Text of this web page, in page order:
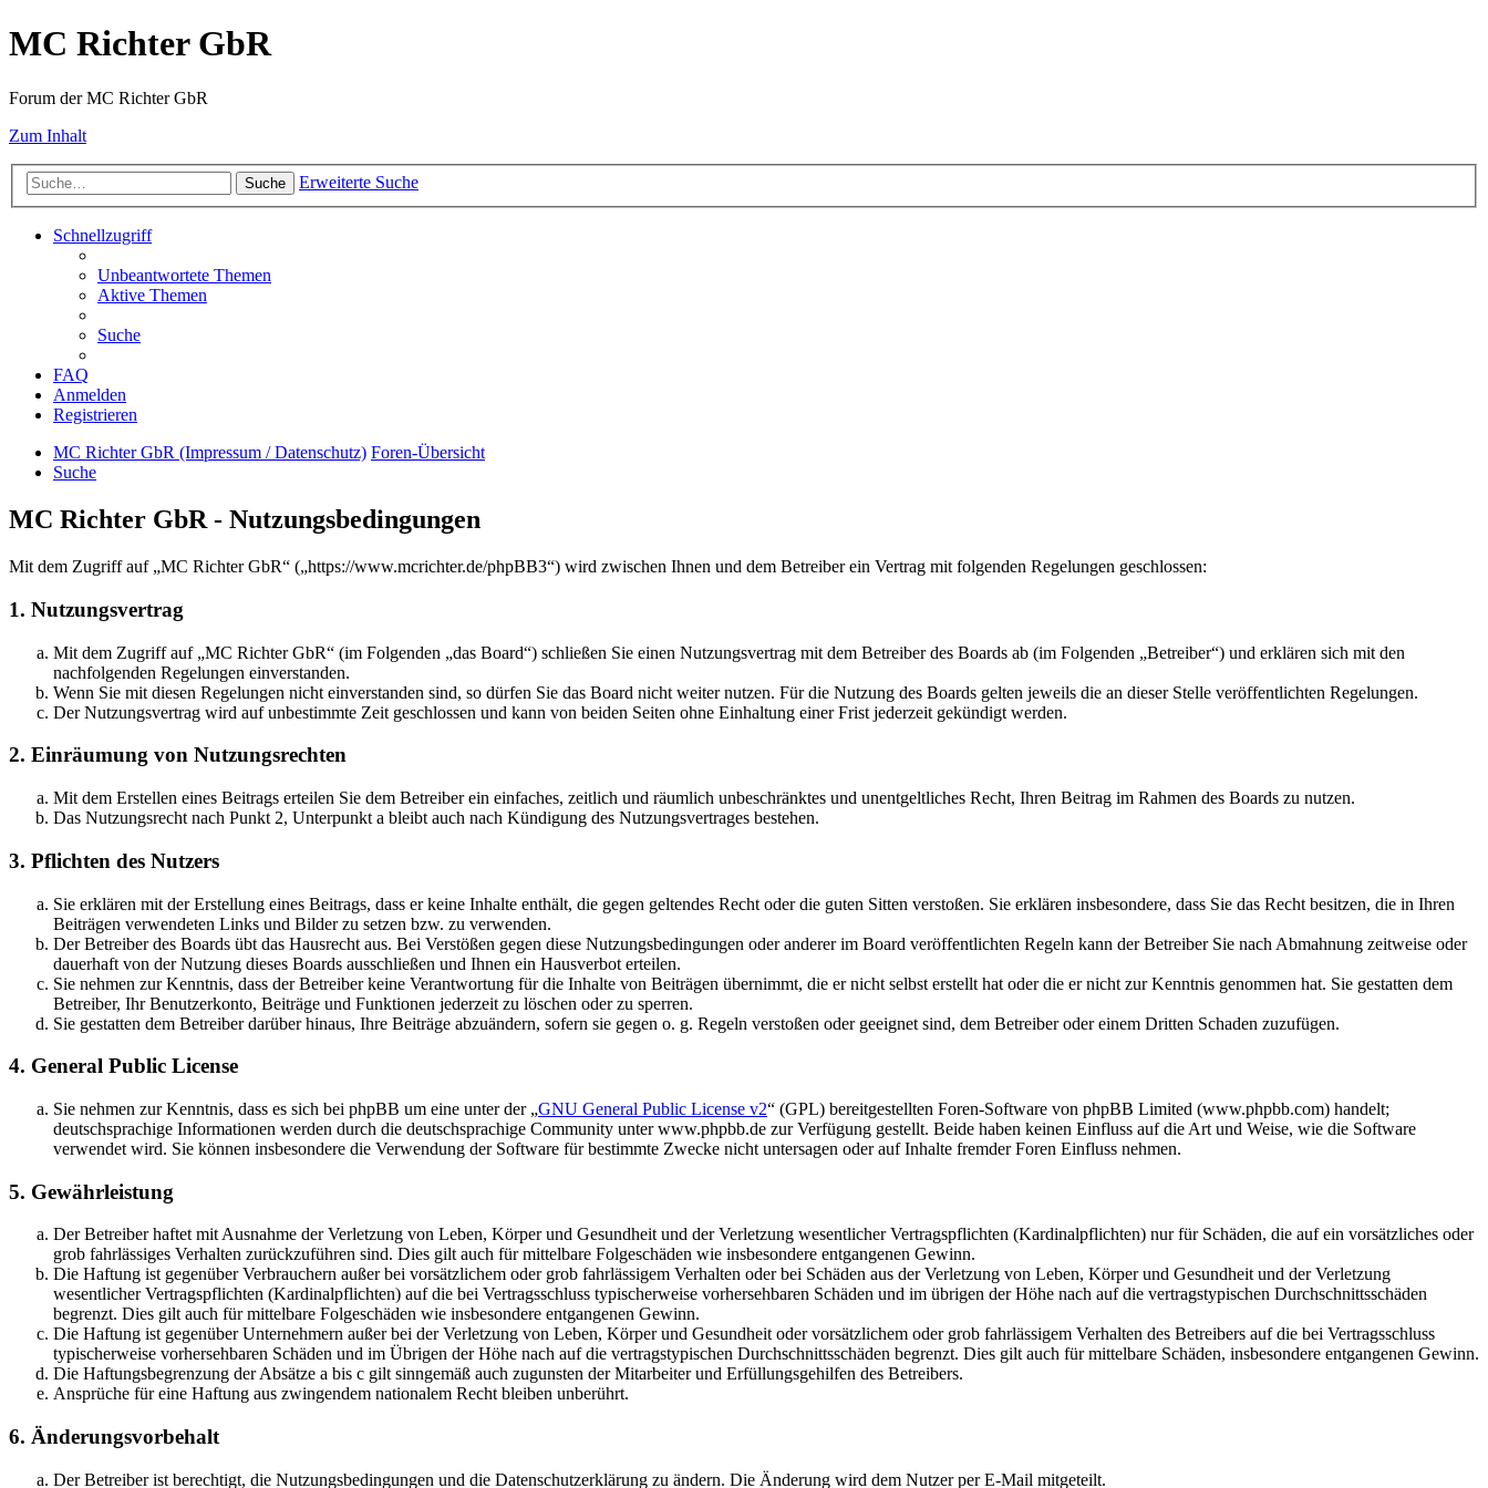
MC Richter GbR
Forum der MC Richter GbR
Zum Inhalt
Suche Erweiterte Suche
Schnellzugriff
Unbeantwortete Themen
Aktive Themen
Suche
FAQ
Anmelden
Registrieren
MC Richter GbR (Impressum / Datenschutz) Foren-Übersicht
Suche
MC Richter GbR - Nutzungsbedingungen
Mit dem Zugriff auf „MC Richter GbR“ („https://www.mcrichter.de/phpBB3“) wird zwischen Ihnen und dem Betreiber ein Vertrag mit folgenden Regelungen geschlossen:
1. Nutzungsvertrag
Mit dem Zugriff auf „MC Richter GbR“ (im Folgenden „das Board“) schließen Sie einen Nutzungsvertrag mit dem Betreiber des Boards ab (im Folgenden „Betreiber“) und erklären sich mit den
nachfolgenden Regelungen einverstanden.
Wenn Sie mit diesen Regelungen nicht einverstanden sind, so dürfen Sie das Board nicht weiter nutzen. Für die Nutzung des Boards gelten jeweils die an dieser Stelle veröffentlichten Regelungen.
Der Nutzungsvertrag wird auf unbestimmte Zeit geschlossen und kann von beiden Seiten ohne Einhaltung einer Frist jederzeit gekündigt werden.
2. Einräumung von Nutzungsrechten
Mit dem Erstellen eines Beitrags erteilen Sie dem Betreiber ein einfaches, zeitlich und räumlich unbeschränktes und unentgeltliches Recht, Ihren Beitrag im Rahmen des Boards zu nutzen.
Das Nutzungsrecht nach Punkt 2, Unterpunkt a bleibt auch nach Kündigung des Nutzungsvertrages bestehen.
3. Pflichten des Nutzers
Sie erklären mit der Erstellung eines Beitrags, dass er keine Inhalte enthält, die gegen geltendes Recht oder die guten Sitten verstoßen. Sie erklären insbesondere, dass Sie das Recht besitzen, die in Ihren
Beiträgen verwendeten Links und Bilder zu setzen bzw. zu verwenden.
Der Betreiber des Boards übt das Hausrecht aus. Bei Verstößen gegen diese Nutzungsbedingungen oder anderer im Board veröffentlichten Regeln kann der Betreiber Sie nach Abmahnung zeitweise oder
dauerhaft von der Nutzung dieses Boards ausschließen und Ihnen ein Hausverbot erteilen.
Sie nehmen zur Kenntnis, dass der Betreiber keine Verantwortung für die Inhalte von Beiträgen übernimmt, die er nicht selbst erstellt hat oder die er nicht zur Kenntnis genommen hat. Sie gestatten dem
Betreiber, Ihr Benutzerkonto, Beiträge und Funktionen jederzeit zu löschen oder zu sperren.
Sie gestatten dem Betreiber darüber hinaus, Ihre Beiträge abzuändern, sofern sie gegen o. g. Regeln verstoßen oder geeignet sind, dem Betreiber oder einem Dritten Schaden zuzufügen.
4. General Public License
Sie nehmen zur Kenntnis, dass es sich bei phpBB um eine unter der „GNU General Public License v2“ (GPL) bereitgestellten Foren-Software von phpBB Limited (www.phpbb.com) handelt;
deutschsprachige Informationen werden durch die deutschsprachige Community unter www.phpbb.de zur Verfügung gestellt. Beide haben keinen Einfluss auf die Art und Weise, wie die Software
verwendet wird. Sie können insbesondere die Verwendung der Software für bestimmte Zwecke nicht untersagen oder auf Inhalte fremder Foren Einfluss nehmen.
5. Gewährleistung
Der Betreiber haftet mit Ausnahme der Verletzung von Leben, Körper und Gesundheit und der Verletzung wesentlicher Vertragspflichten (Kardinalpflichten) nur für Schäden, die auf ein vorsätzliches oder
grob fahrlässiges Verhalten zurückzuführen sind. Dies gilt auch für mittelbare Folgeschäden wie insbesondere entgangenen Gewinn.
Die Haftung ist gegenüber Verbrauchern außer bei vorsätzlichem oder grob fahrlässigem Verhalten oder bei Schäden aus der Verletzung von Leben, Körper und Gesundheit und der Verletzung
wesentlicher Vertragspflichten (Kardinalpflichten) auf die bei Vertragsschluss typischerweise vorhersehbaren Schäden und im übrigen der Höhe nach auf die vertragstypischen Durchschnittsschäden
begrenzt. Dies gilt auch für mittelbare Folgeschäden wie insbesondere entgangenen Gewinn.
Die Haftung ist gegenüber Unternehmern außer bei der Verletzung von Leben, Körper und Gesundheit oder vorsätzlichem oder grob fahrlässigem Verhalten des Betreibers auf die bei Vertragsschluss
typischerweise vorhersehbaren Schäden und im Übrigen der Höhe nach auf die vertragstypischen Durchschnittsschäden begrenzt. Dies gilt auch für mittelbare Schäden, insbesondere entgangenen Gewinn.
Die Haftungsbegrenzung der Absätze a bis c gilt sinngemäß auch zugunsten der Mitarbeiter und Erfüllungsgehilfen des Betreibers.
Ansprüche für eine Haftung aus zwingendem nationalem Recht bleiben unberührt.
6. Änderungsvorbehalt
Der Betreiber ist berechtigt, die Nutzungsbedingungen und die Datenschutzerklärung zu ändern. Die Änderung wird dem Nutzer per E-Mail mitgeteilt.